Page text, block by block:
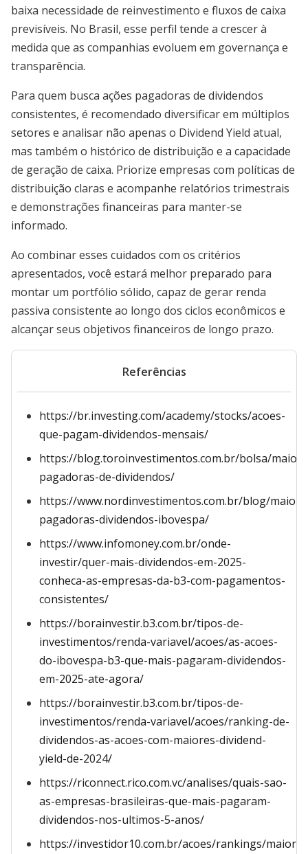
baixa necessidade de reinvestimento e fluxos de caixa
previsíveis. No Brasil, esse perfil tende a crescer à
medida que as companhias evoluem em governança e
transparência.
Para quem busca ações pagadoras de dividendos
consistentes, é recomendado diversificar em múltiplos
setores e analisar não apenas o Dividend Yield atual,
mas também o histórico de distribuição e a capacidade
de geração de caixa. Priorize empresas com políticas de
distribuição claras e acompanhe relatórios trimestrais
e demonstrações financeiras para manter-se
informado.
Ao combinar esses cuidados com os critérios
apresentados, você estará melhor preparado para
montar um portfólio sólido, capaz de gerar renda
passiva consistente ao longo dos ciclos econômicos e
alcançar seus objetivos financeiros de longo prazo.
Referências
https://br.investing.com/academy/stocks/acoes-
que-pagam-dividendos-mensais/
https://blog.toroinvestimentos.com.br/bolsa/
pagadoras-de-dividendos/
https://www.nordinvestimentos.com.br/blog/
pagadoras-dividendos-ibovespa/
https://www.infomoney.com.br/onde-
investir/quer-mais-dividendos-em-2025-
conheca-as-empresas-da-b3-com-pagamentos-
consistentes/
https://borainvestir.b3.com.br/tipos-de-
investimentos/renda-variavel/acoes/as-acoes-
do-ibovespa-b3-que-mais-pagaram-dividendos-
em-2025-ate-agora/
https://borainvestir.b3.com.br/tipos-de-
investimentos/renda-variavel/acoes/ranking-de-
dividendos-as-acoes-com-maiores-dividend-
yield-de-2024/
https://riconnect.rico.com.vc/analises/quais-sao-
as-empresas-brasileiras-que-mais-pagaram-
dividendos-nos-ultimos-5-anos/
https://investidor10.com.br/acoes/rankings/